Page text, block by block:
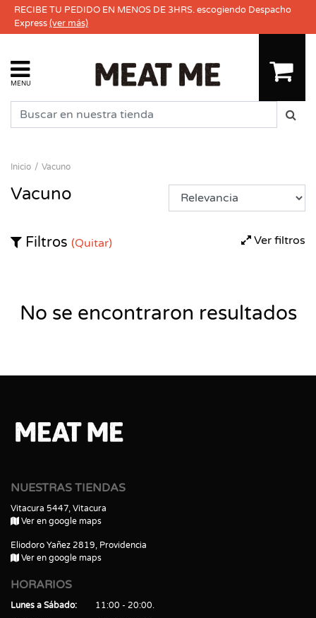
RECIBE TU PEDIDO EN MENOS DE 3HRS. escogiendo Despacho
Express(ver más)
MENU
Inicio Vacuno
Vacuno
Ver filtros
Filtros (Quitar)
No se encontraron resultados
NUESTRAS TIENDAS
Vitacura 5447, Vitacura
Ver en google maps
Eliodoro Yañez 2819, Providencia
Ver en google maps
HORARIOS
Lunes a Sábado
11:00 - 20:00